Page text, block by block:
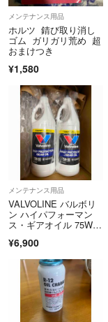
メンテナンス用品
ホルツ 錆び取り消し
ゴム ガリガリ荒め 超
おまけつき
¥1,580
メンテナンス用品
VALVOLINE バルボリ
ン ハイパフォーマン
ス・ギアオイル 75W9
ト
¥6,900